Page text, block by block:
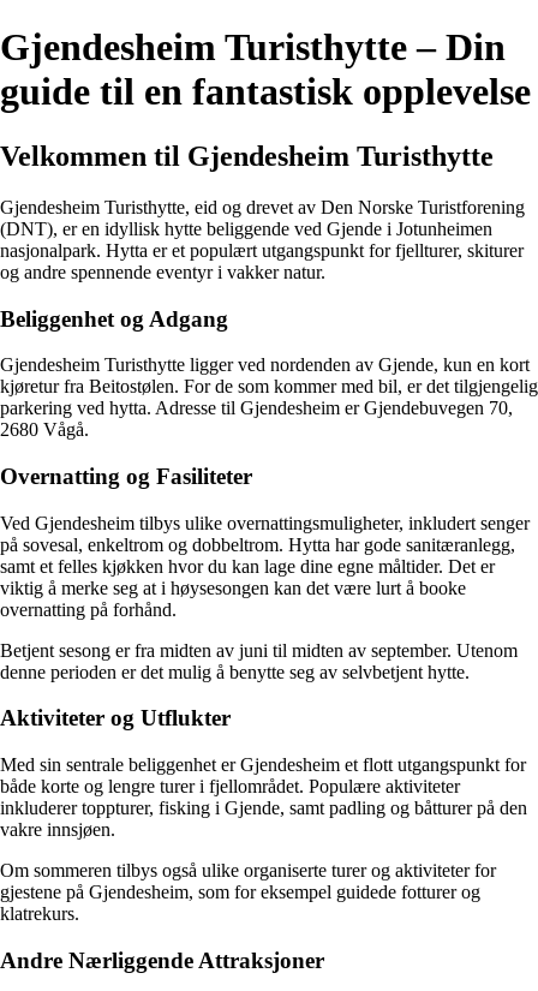
Gjendesheim Turisthytte – Din
guide til en fantastisk opplevelse
Velkommen til Gjendesheim Turisthytte
Gjendesheim Turisthytte, eid og drevet av Den Norske Turistforening
(DNT), er en idyllisk hytte beliggende ved Gjende i Jotunheimen
nasjonalpark. Hytta er et populært utgangspunkt for fjellturer, skiturer
og andre spennende eventyr i vakker natur.
Beliggenhet og Adgang
Gjendesheim Turisthytte ligger ved nordenden av Gjende, kun en kort
kjøretur fra Beitostølen. For de som kommer med bil, er det tilgjengelig
parkering ved hytta. Adresse til Gjendesheim er Gjendebuvegen 70,
2680 Vågå.
Overnatting og Fasiliteter
Ved Gjendesheim tilbys ulike overnattingsmuligheter, inkludert senger
på sovesal, enkeltrom og dobbeltrom. Hytta har gode sanitæranlegg,
samt et felles kjøkken hvor du kan lage dine egne måltider. Det er
viktig å merke seg at i høysesongen kan det være lurt å booke
overnatting på forhånd.
Betjent sesong er fra midten av juni til midten av september. Utenom
denne perioden er det mulig å benytte seg av selvbetjent hytte.
Aktiviteter og Utflukter
Med sin sentrale beliggenhet er Gjendesheim et flott utgangspunkt for
både korte og lengre turer i fjellområdet. Populære aktiviteter
inkluderer toppturer, fisking i Gjende, samt padling og båtturer på den
vakre innsjøen.
Om sommeren tilbys også ulike organiserte turer og aktiviteter for
gjestene på Gjendesheim, som for eksempel guidede fotturer og
klatrekurs.
Andre Nærliggende Attraksjoner